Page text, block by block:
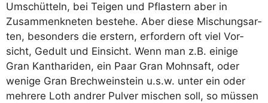
Umschüt­teln, bei Tei­gen und Pflas­tern aber in
Zusam­men­kne­ten bestehe. Aber die­se Mischungs­ar­
ten, beson­ders die erstern, erfor­dern oft viel Vor­
sicht, Gedult und Ein­sicht. Wenn man z.B. eini­ge
Gran Kant­ha­ri­den, ein Paar Gran Mohn­saft, oder
weni­ge Gran Brech­wein­stein u.s.w. unter ein oder
meh­re­re Loth and­rer Pul­ver mischen soll, so müs­sen